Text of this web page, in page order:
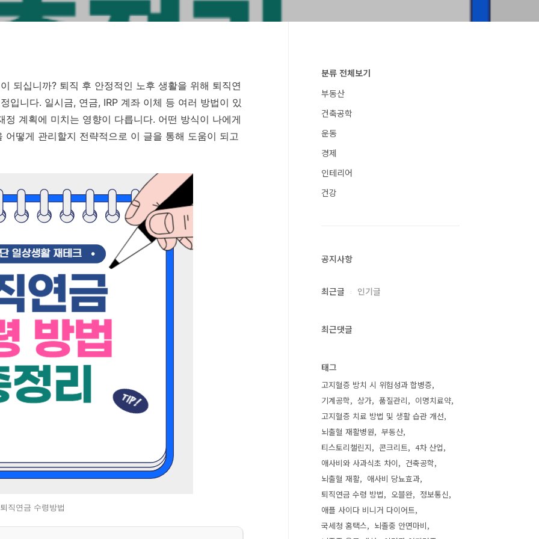
되십니까? 퇴직 후 안정적인 노후 생활을 위해 퇴직연
입니다. 일시금, 연금, IRP 계좌 이체 등 여러 방법이 있
계획에 미치는 영향이 다릅니다. 어떤 방식이 나에게
떻게 관리할지 전략적으로 이 글을 통해 도움이 되고
퇴직연금 수령방법
분류 전체보기
부동산
건축공학
운동
경제
인테리어
건강
공지사항
최근글 인기글
최근댓글
태그
고지혈증 방치 시 위험성과 합병증
기계공학
상가 품질관리
이명치료약
고지혈증 치료 방법 및 생활 습관 개선
뇌출혈 재활병원
부동산
티스토리챌린지
콘크리트
4차 산업
애사비와 사과식초 차이
건축공학
뇌출혈 재활
애사비 당뇨효과
퇴직연금 수령 방법
오블완
정보통신
애플 사이다 비니거 다이어트
국세청 홈택스
뇌졸중 안면마비